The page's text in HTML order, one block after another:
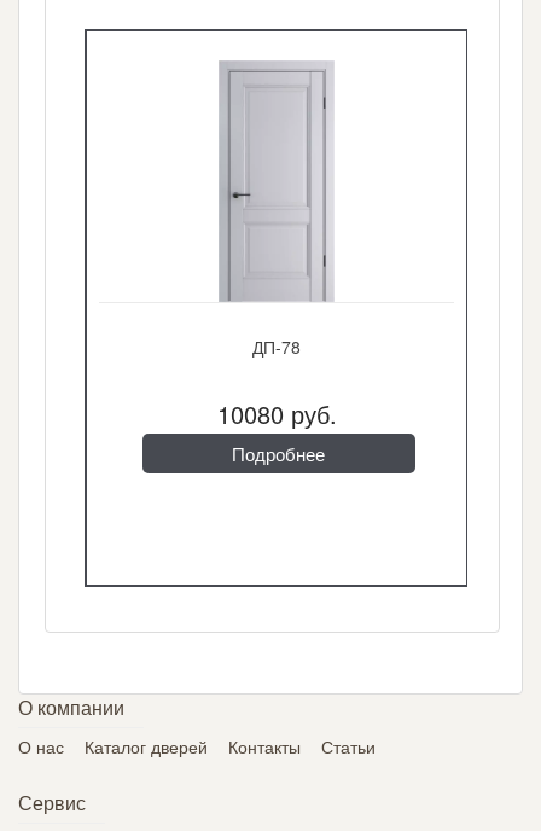
ДП-78
10080 руб.
Подробнее
О компании
О нас Каталог дверей Контакты Статьи
Сервис